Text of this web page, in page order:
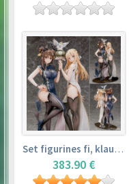
Set figurines fi, klaudia valentz, reisalin stout
383.90 €